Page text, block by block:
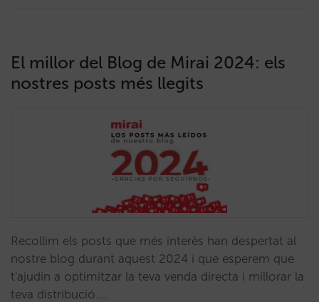
El millor del Blog de Mirai 2024: els
nostres posts més llegits
Recollim els posts que més interès han despertat al
nostre blog durant aquest 2024 i que esperem que
t'ajudin a optimitzar la teva venda directa i millorar la
teva distribució.…